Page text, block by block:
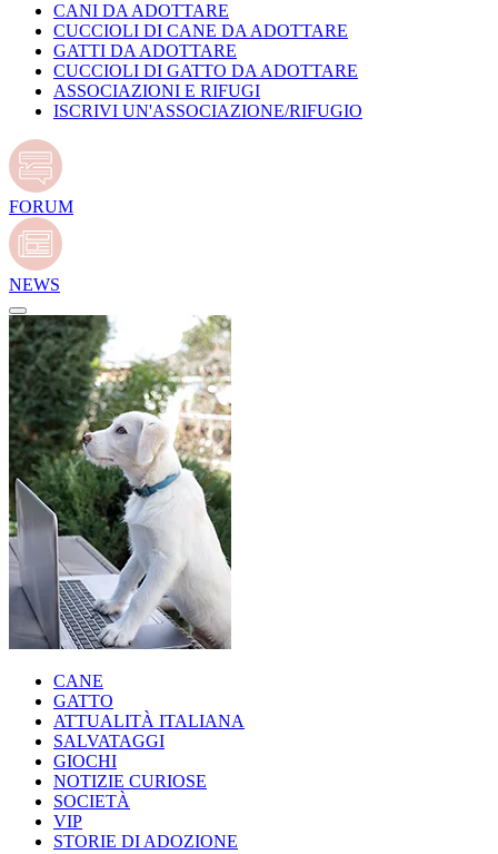
CANI DA ADOTTARE
CUCCIOLI DI CANE DA ADOTTARE
GATTI DA ADOTTARE
CUCCIOLI DI GATTO DA ADOTTARE
ASSOCIAZIONI E RIFUGI
ISCRIVI UN'ASSOCIAZIONE/RIFUGIO
FORUM
NEWS
CANE
GATTO
ATTUALITÀ ITALIANA
SALVATAGGI
GIOCHI
NOTIZIE CURIOSE
SOCIETÀ
VIP
STORIE DI ADOZIONE